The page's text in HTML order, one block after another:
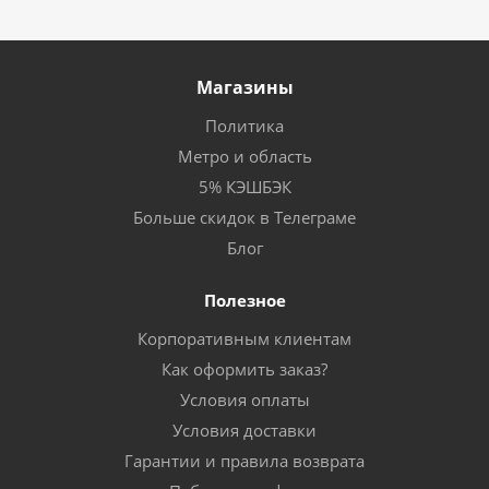
Магазины
Политика
Метро и область
5% КЭШБЭК
Больше скидок в Телеграме
Блог
Полезное
Корпоративным клиентам
Как оформить заказ?
Условия оплаты
Условия доставки
Гарантии и правила возврата